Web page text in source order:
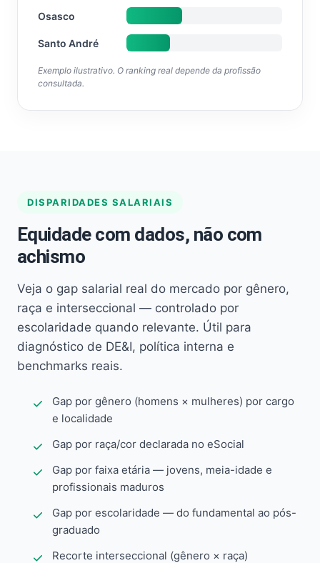
Osasco
Santo André
Exemplo ilustrativo. O ranking real depende da profissão
consultada.
DISPARIDADES SALARIAIS
Equidade com dados, não com
achismo
Veja o gap salarial real do mercado por gênero,
raça e interseccional — controlado por
escolaridade quando relevante. Útil para
diagnóstico de DE&I, política interna e
benchmarks reais.
Gap por gênero (homens × mulheres) por cargo
e localidade
Gap por raça/cor declarada no eSocial
Gap por faixa etária — jovens, meia-idade e
profissionais maduros
Gap por escolaridade — do fundamental ao pós-
graduado
Recorte interseccional (gênero × raça)